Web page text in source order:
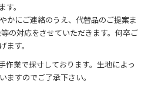
。
かにご連絡のうえ、代替品のご提案ま
の対応をさせていただきます。何卒ご
ます。
作業で採寸しております。生地によっ
ますのでご了承下さい。